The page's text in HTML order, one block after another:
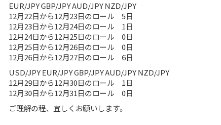
EUR/JPY GBP/JPY AUD/JPY NZD/JPY
12月22日から12月23日のロール 5日
12月23日から12月24日のロール 1日
12月24日から12月25日のロール 0日
12月25日から12月26日のロール 0日
12月26日から12月27日のロール 6日
USD/JPY EUR/JPY GBP/JPY AUD/JPY NZD/JPY
12月29日から12月30日のロール 1日
12月30日から12月31日のロール 0日
ご理解の程、宜しくお願いします。